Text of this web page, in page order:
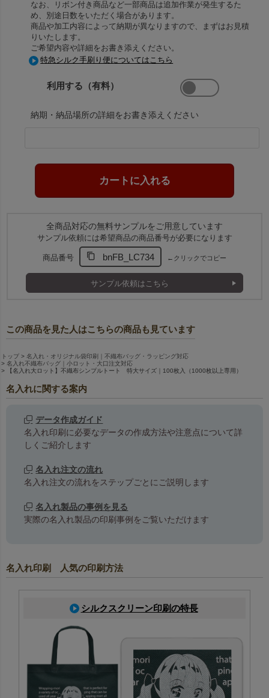
なお、リボン付き商品など一部商品は追加作業が発生するた
め、別途日数をいただく場合があります。
商品や加工内容によって納期が異なりますので、まずはお見積
りいたします。
ご希望内容や詳細をお書き添えください。
特急シルク手刷り便についてはこちら
利用する（有料）
納期・納品場所の詳細をお書き添えください
全商品対応の無料サンプルをご用意しています
サンプル依頼には希望商品の商品番号が必要になります
商品番号 bnFB_LC734 ←クリックでコピー
サンプル依頼はこちら
この商品を見た人はこちらの商品も見ています
トップ
名入れ・オリジナル袋印刷｜不織布バッグ・ラッピング対応
名入れ不織布バッグ｜小ロット・大口注文対応
【名入れ大ロット】不織布シンプルトート 特大サイズ｜100枚入（1000枚以上専用）
名入れに関する案内
データ作成ガイド
名入れ印刷に必要なデータの作成方法や注意点について詳
しくご紹介します
名入れ注文の流れ
名入れ注文の流れをステップごとにご説明します
名入れ製品の事例を見る
実際の名入れ製品の印刷事例をご覧いただけます
名入れ印刷 人気の印刷方法
シルクスクリーン印刷の特長